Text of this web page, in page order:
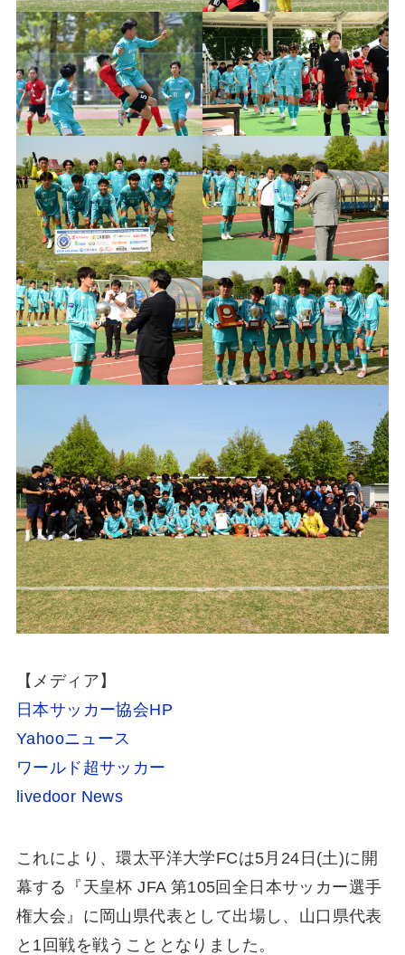
【メディア】
日本サッカー協会HP
Yahooニュース
ワールド超サッカー
livedoor News
これにより、環太平洋大学FCは5月24日(土)に開
幕する『天皇杯 JFA 第105回全日本サッカー選手
権大会』に岡山県代表として出場し、山口県代表
と1回戦を戦うこととなりました。